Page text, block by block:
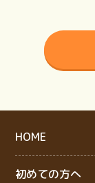
HOME
初めての方へ